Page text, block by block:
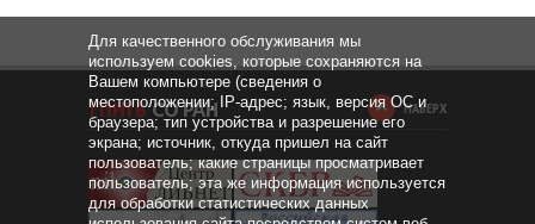
НАВЕРХ
Для качественного обслуживания мы
используем cookies, которые сохраняются на
Вашем компьютере (сведения о
местоположении; IP-адрес; язык, версия ОС и
браузера; тип устройства и разрешение его
экрана; источник, откуда пришел на сайт
пользователь; какие страницы просматривает
пользователь; эта же информация используется
для обработки статистических данных